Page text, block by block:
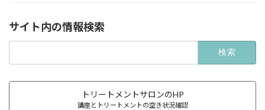
サイト内の情報検索
トリートメントサロンのHP
講座とトリートメントの空き状況確認